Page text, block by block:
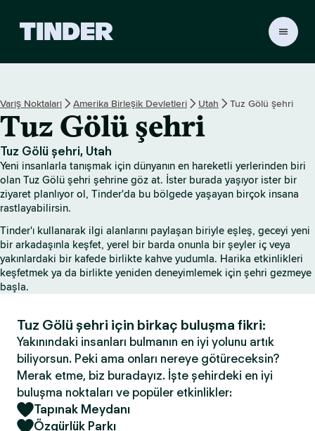
r
A
n
S
a
y
Varış Noktaları Amerika Birleşik Devletleri Utah Tuz Gölü şehri
Tuz Gölü şehri
Tuz Gölü şehri, Utah
Yeni insanlarla tanışmak için dünyanın en hareketli yerlerinden biri
olan Tuz Gölü şehri şehrine göz at. İster burada yaşıyor ister bir
ziyaret planlıyor ol, Tinder'da bu bölgede yaşayan birçok insana
rastlayabilirsin.
Tinder'ı kullanarak ilgi alanlarını paylaşan biriyle eşleş, geceyi yeni
bir arkadaşınla keşfet, yerel bir barda onunla bir şeyler iç veya
yakınlardaki bir kafede birlikte kahve yudumla. Harika etkinlikleri
keşfetmek ya da birlikte yeniden deneyimlemek için şehri gezmeye
başla.
Tuz Gölü şehri için birkaç buluşma fikri:
Yakınındaki insanları bulmanın en iyi yolunu artık
biliyorsun. Peki ama onları nereye götüreceksin?
Merak etme, biz buradayız. İşte şehirdeki en iyi
buluşma noktaları ve popüler etkinlikler:
Tapınak Meydanı
Özgürlük Parkı